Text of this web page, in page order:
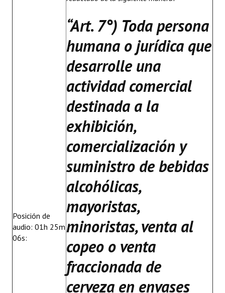
Posición de
audio: 01h 25m
06s:
“Art. 7°) Toda persona
humana o jurídica que
desarrolle una
actividad comercial
destinada a la
exhibición,
comercialización y
suministro de bebidas
alcohólicas,
mayoristas,
minoristas, venta al
copeo o venta
fraccionada de
cerveza en envases